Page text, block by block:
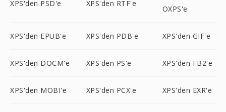
XPS'den PSD'e XPS'den RTF'e
OXPS'e
XPS'den EPUB'e XPS'den PDB'e XPS'den GIF'e
XPS'den DOCM'e XPS'den PS'e XPS'den FB2'e
XPS'den MOBI'e XPS'den PCX'e XPS'den EXR'e